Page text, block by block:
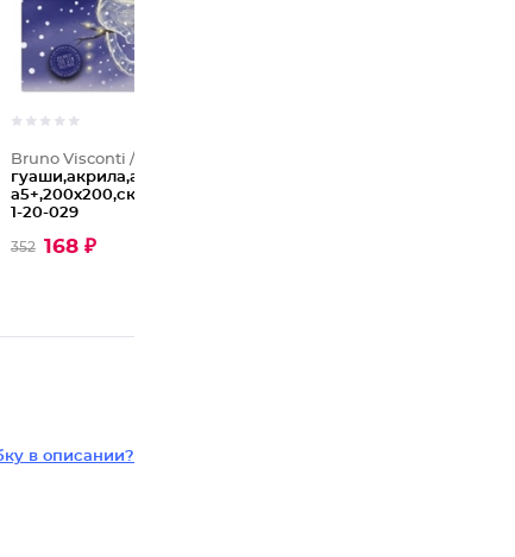
Bruno Visconti /
гуаши,акрила,акварели 20л
а5+,200х200,склейка,200гр,ассор
1-20-029
352 168 ₽
в описании?